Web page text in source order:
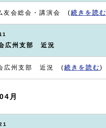
友会総会・講演会 ( 続きを読む
広州支部 近況
広州支部 近況 ( 続きを読む )
月